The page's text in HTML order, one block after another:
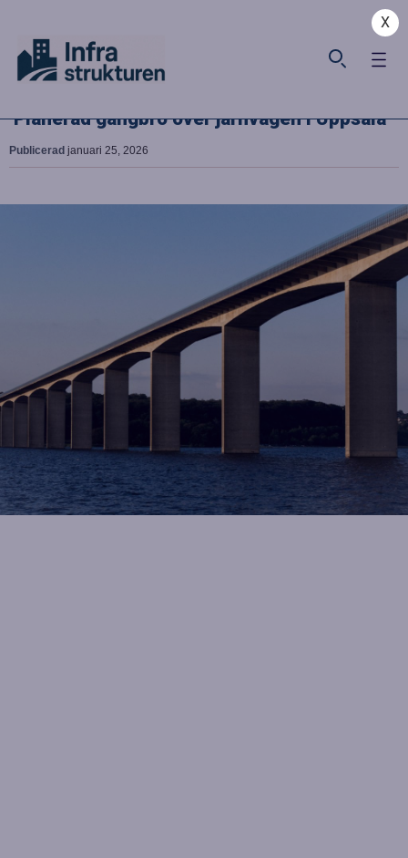
X
Planerad gångbro över järnvägen i Uppsala
Publicerad januari 25, 2026